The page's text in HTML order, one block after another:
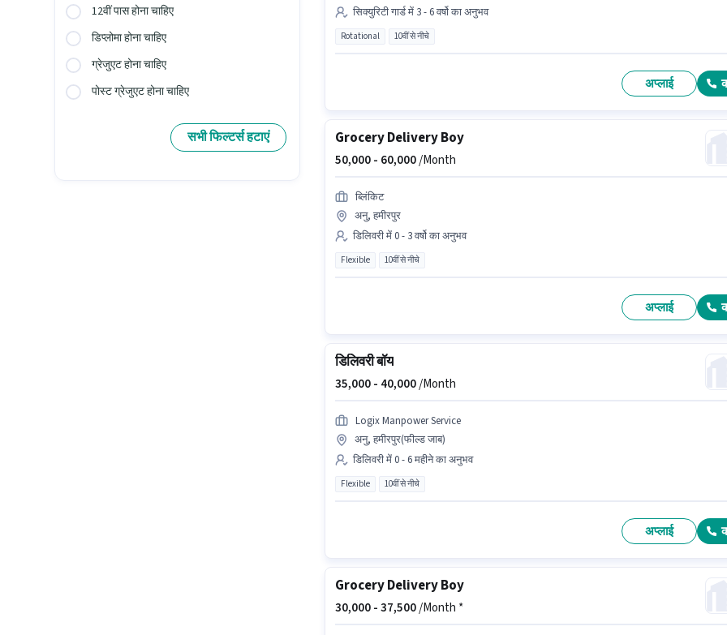
12वीं पास होना चाहिए
डिप्लोमा होना चाहिए
ग्रेजुएट होना चाहिए
पोस्ट ग्रेजुएट होना चाहिए
सभी फिल्टर्स हटाएं
सिक्युरिटी गार्ड में 3 - 6 वर्षो का अनुभव
Rotational 10वीं से नीचे
अप्लाई
Grocery Delivery Boy
50,000 - 60,000/Month
ब्लिंकिट
अनु, हमीरपुर
डिलिवरी में 0 - 3 वर्षो का अनुभव
Flexible 10वीं से नीचे
अप्लाई
डिलिवरी बॉय
35,000 - 40,000/Month
Logix Manpower Service
अनु, हमीरपुर(फील्ड जाब)
डिलिवरी में 0 - 6 महीने का अनुभव
Flexible 10वीं से नीचे
अप्लाई
Grocery Delivery Boy
30,000 -37,500/Month *